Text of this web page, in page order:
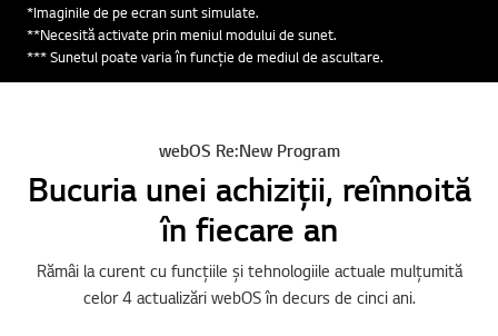
*Imaginile de pe ecran sunt simulate.
**Necesită activate prin meniul modului de sunet.
*** Sunetul poate varia în funcție de mediul de ascultare.
webOS Re:New Program
Bucuria unei achiziții, reînnoită
în fiecare an
Rămâi la curent cu funcțiile și tehnologiile actuale mulțumită
celor 4 actualizări webOS în decurs de cinci ani.